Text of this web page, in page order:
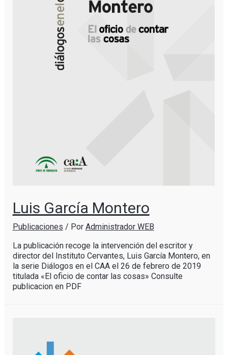
Luis García Montero
Publicaciones / Por Administrador WEB
La publicación recoge la intervención del escritor y
director del Instituto Cervantes, Luis García Montero, en
la serie Diálogos en el CAA el 26 de febrero de 2019
titulada «El oficio de contar las cosas» Consulte
publicacion en PDF